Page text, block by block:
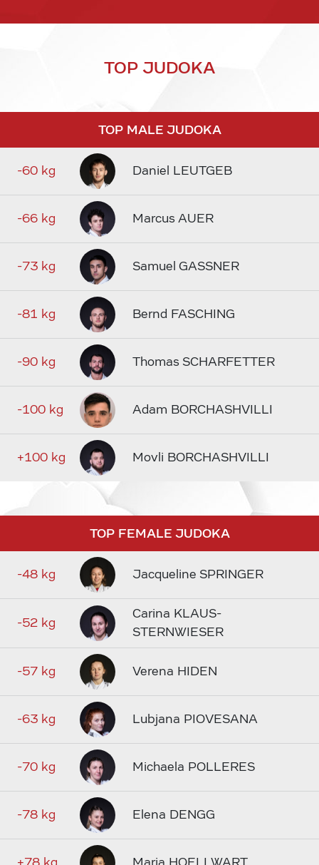
TOP JUDOKA
TOP MALE JUDOKA
-60 kg Daniel LEUTGEB
-66 kg Marcus AUER
-73 kg Samuel GASSNER
-81 kg Bernd FASCHING
-90 kg Thomas SCHARFETTER
-100 kg Adam BORCHASHVILLI
+100 kg Movli BORCHASHVILLI
TOP FEMALE JUDOKA
-48 kg Jacqueline SPRINGER
-52 kg
Carina KLAUS-
STERNWIESER
-57 kg Verena HIDEN
-63 kg Lubjana PIOVESANA
-70 kg Michaela POLLERES
-78 kg Elena DENGG